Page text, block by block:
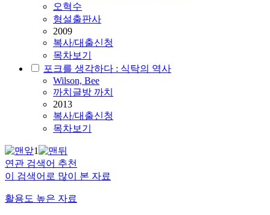
오혁수
형설출판사
2009
복사/대출신청
목차보기
포크를 생각하다 : 식탁의 역사
Wilson, Bee
까치글방 까치
2013
복사/대출신청
목차보기
1
연관 검색어 추천
이 검색어로 많이 본 자료
활용도 높은 자료